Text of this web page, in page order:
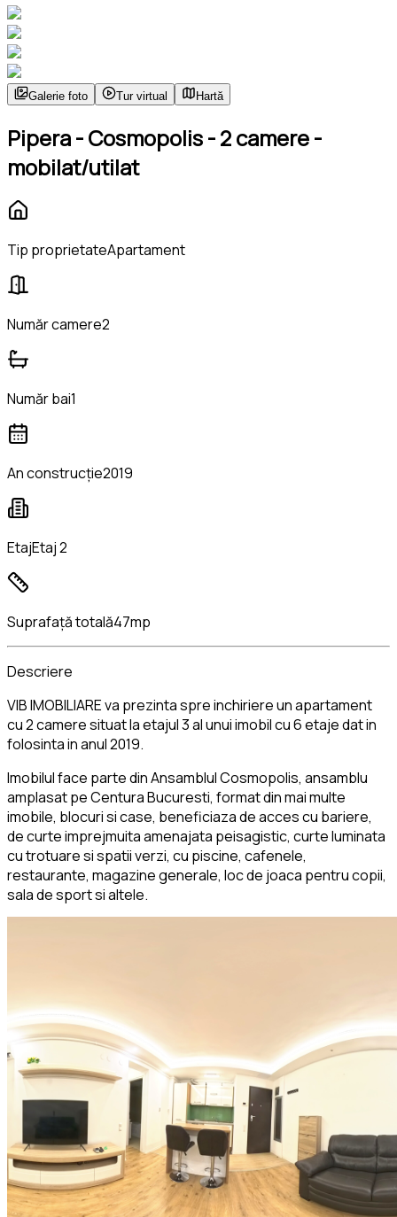
Galerie foto Tur virtual Hartă
Pipera - Cosmopolis - 2 camere -
mobilat/utilat
Tip proprietateApartament
Număr camere2
Număr bai1
An construcție2019
EtajEtaj 2
Suprafață totală47mp
Descriere
VIB IMOBILIARE va prezinta spre inchiriere un apartament
cu 2 camere situat la etajul 3 al unui imobil cu 6 etaje dat in
folosinta in anul 2019.
Imobilul face parte din Ansamblul Cosmopolis, ansamblu
amplasat pe Centura Bucuresti, format din mai multe
imobile, blocuri si case, beneficiaza de acces cu bariere,
de curte imprejmuita amenajata peisagistic, curte luminata
cu trotuare si spatii verzi, cu piscine, cafenele,
restaurante, magazine generale, loc de joaca pentru copii,
sala de sport si altele.